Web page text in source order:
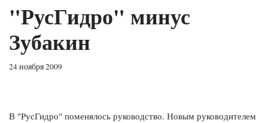
"РусГидро" минус
Зубакин
24 ноября 2009
В "РусГидро" поменялось руководство. Новым руководителем